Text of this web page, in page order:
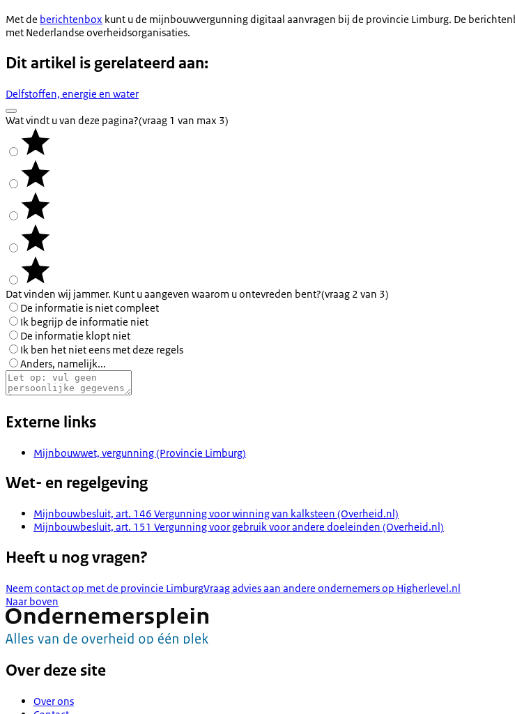
Met de berichtenbox kunt u de mijnbouwvergunning digitaal aanvragen bij de provincie Limburg. De
met Nederlandse overheidsorganisaties.
Dit artikel is gerelateerd aan:
Delfstoffen, energie en water
Wat vindt u van deze pagina?(vraag 1 van max 3)
Dat vinden wij jammer. Kunt u aangeven waarom u ontevreden bent?(vraag 2 van 3)
De informatie is niet compleet
Ik begrijp de informatie niet
De informatie klopt niet
Ik ben het niet eens met deze regels
Anders, namelijk...
Externe links
Mijnbouwwet, vergunning (Provincie Limburg)
Wet- en regelgeving
Mijnbouwbesluit, art. 146 Vergunning voor winning van kalksteen (Overheid.nl)
Mijnbouwbesluit, art. 151 Vergunning voor gebruik voor andere doeleinden (Overheid.nl)
Heeft u nog vragen?
Neem contact op met de provincie LimburgVraag advies aan andere ondernemers op Higherlevel.nl
Naar boven
Over deze site
Over ons